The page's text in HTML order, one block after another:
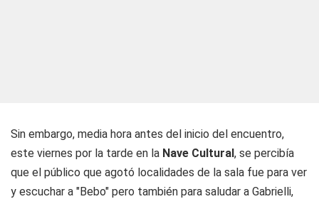
Sin embargo, media hora antes del inicio del encuentro,
este viernes por la tarde en la Nave Cultural, se percibía
que el público que agotó localidades de la sala fue para ver
y escuchar a "Bebo" pero también para saludar a Gabrielli,